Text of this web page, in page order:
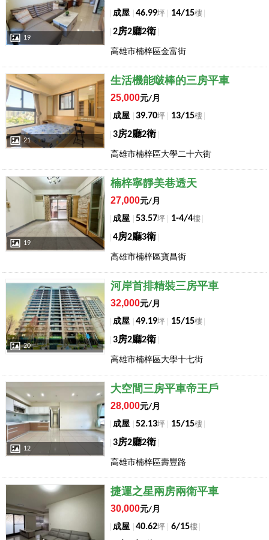
19
成屋
46.99坪 14/15樓
2房2廳2衛
高雄市楠梓區金富街
店長推薦
21
生活機能啵棒的三房平車
25,000元/月
成屋
39.70坪 13/15樓
3房2廳2衛
高雄市楠梓區大學二十六街
店長推薦
19
楠梓寧靜美巷透天
27,000元/月
成屋
53.57坪 1-4/4樓
4房2廳3衛
高雄市楠梓區寶昌街
店長推薦
20
河岸首排精裝三房平車
32,000元/月
成屋
49.19坪 15/15樓
3房2廳2衛
高雄市楠梓區大學十七街
12
大空間三房平車帝王戶
28,000元/月
成屋
52.13坪 15/15樓
3房2廳2衛
高雄市楠梓區壽豐路
捷運之星兩房兩衛平車
30,000元/月
成屋
40.62坪 6/15樓